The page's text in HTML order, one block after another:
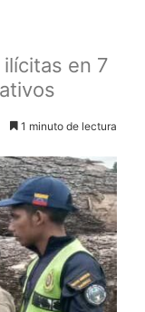
en 7
1 minuto de lectura